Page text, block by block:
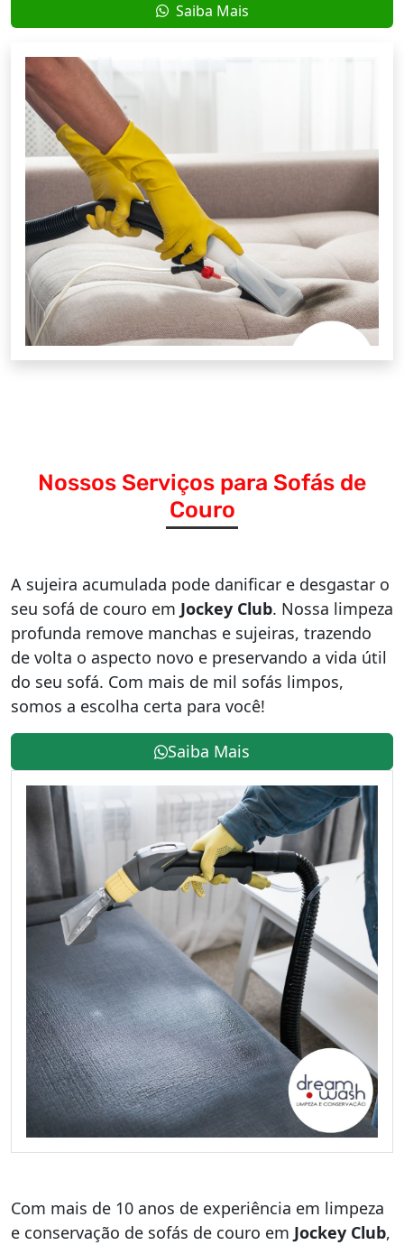
Saiba Mais
Nossos Serviços para Sofás de
Couro
A sujeira acumulada pode danificar e desgastar o
seu sofá de couro em Jockey Club. Nossa limpeza
profunda remove manchas e sujeiras, trazendo
de volta o aspecto novo e preservando a vida útil
do seu sofá. Com mais de mil sofás limpos,
somos a escolha certa para você!
Saiba Mais
Com mais de 10 anos de experiência em limpeza
e conservação de sofás de couro em Jockey Club,